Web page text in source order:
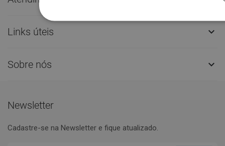
Links úteis 
Sobre nós 
Newsletter
Cadastre-se na Newsletter e fique atualizado.